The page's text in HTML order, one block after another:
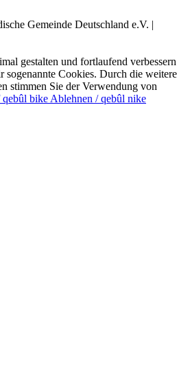
Gemeinde Deutschland e.V. |
gestalten und fortlaufend verbessern
sogenannte Cookies. Durch die weitere
stimmen Sie der Verwendung von
qebûl bike Ablehnen / qebûl nike